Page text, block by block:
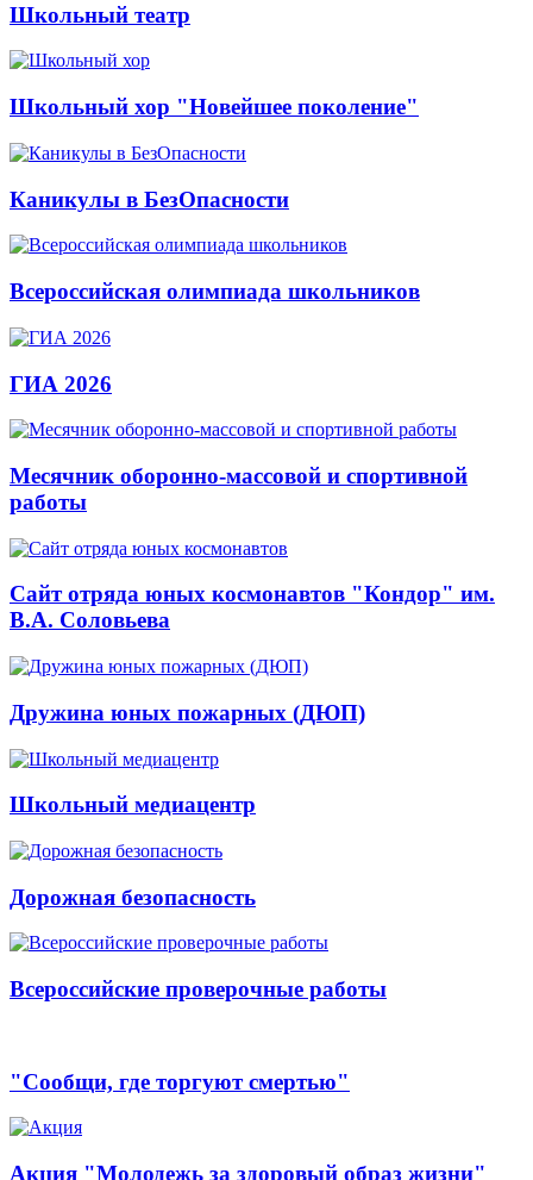
Школьный театр
Школьный хор "Новейшее поколение"
Каникулы в БезОпасности
Всероссийская олимпиада школьников
ГИА 2026
Месячник оборонно-массовой и спортивной
работы
Сайт отряда юных космонавтов "Кондор" им.
В.А. Соловьева
Дружина юных пожарных (ДЮП)
Школьный медиацентр
Дорожная безопасность
Всероссийские проверочные работы
"Сообщи, где торгуют смертью"
Акция "Молодежь за здоровый образ жизни"